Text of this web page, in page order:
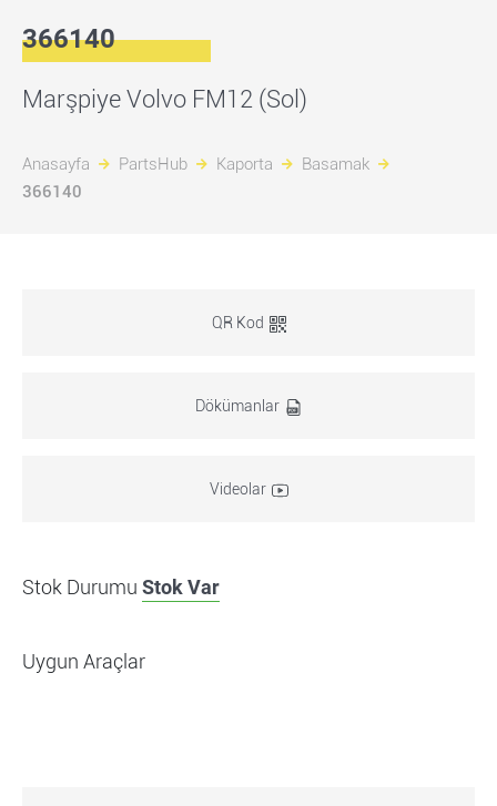
366140
Marşpiye Volvo FM12 (Sol)
Anasayfa PartsHub Kaporta
Basamak
366140
QR Kod
Dökümanlar
Videolar
Stok Durumu Stok Var
Uygun Araçlar